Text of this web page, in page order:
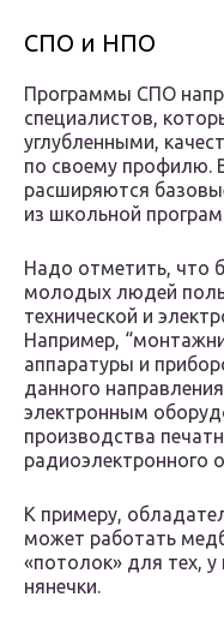
СПО и НПО
Программы СПО
специалистов,
углубленными,
по своему профилю.
расширяются
из школьной
Надо отметить, что
молодых людей
технической и
Например,
аппаратуры и
данного
электронным
производства
радиоэлектронного
К примеру,
может работать
«потолок» для тех,
нянечки.